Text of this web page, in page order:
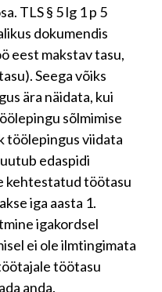
TLS § 5 lg 1 p 5
dokumendis
eest makstav tasu,
Seega võiks
ära näidata, kui
sõlmimise
töölepingus viidata
edaspidi
kehtestatud töötasu
iga aasta 1.
igakordsel
ei ole ilmtingimata
töötasu
anda.